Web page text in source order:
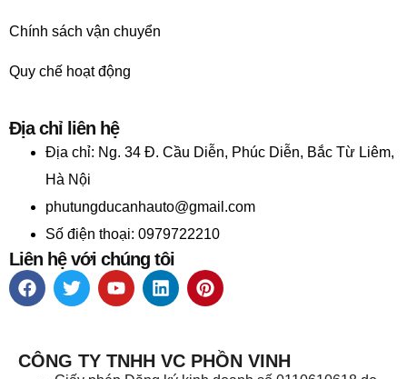
Chính sách vận chuyển
Quy chế hoạt động
Địa chỉ liên hệ
Địa chỉ: Ng. 34 Đ. Cầu Diễn, Phúc Diễn, Bắc Từ Liêm,
Hà Nội
phutungducanhauto@gmail.com
Số điện thoại: 0979722210
Liên hệ với chúng tôi
CÔNG TY TNHH VC PHỒN VINH